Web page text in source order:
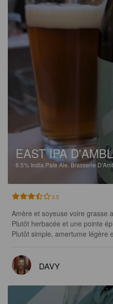
EAST IPA
6.5% India Pale Ale.Brasserie
3.5
Amère et soyeuse voire grasse
Plutôt herbacée et une pointe
Plutôt simple, amertume légère
DAVY